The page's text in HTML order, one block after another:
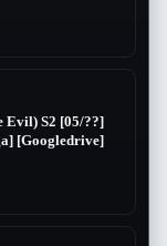
Evil) S2 [05/??]
[Googledrive]